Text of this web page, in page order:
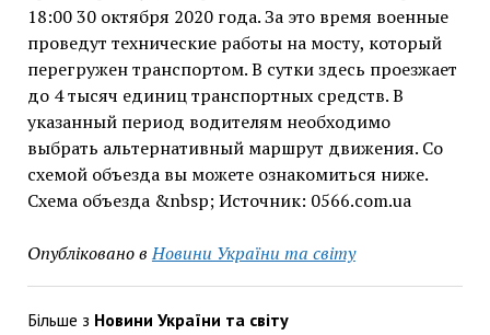
18:00 30 октября 2020 года. За это время военные
проведут технические работы на мосту, который
перегружен транспортом. В сутки здесь проезжает
до 4 тысяч единиц транспортных средств. В
указанный период водителям необходимо
выбрать альтернативный маршрут движения. Со
схемой объезда вы можете ознакомиться ниже.
Схема объезда &nbsp; Источник: 0566.com.ua
Опубліковано в Новини України та світу
Більше з Новини України та світу